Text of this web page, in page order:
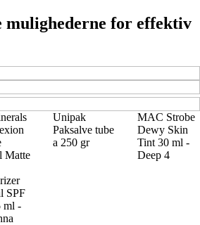
mulighederne for effektiv
Matte
SPF
ml -
Unipak
Paksalve tube
a 250 gr
MAC Strobe
Dewy Skin
Tint 30 ml -
Deep 4